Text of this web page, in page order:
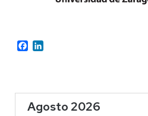
Facebook
Agosto 2026